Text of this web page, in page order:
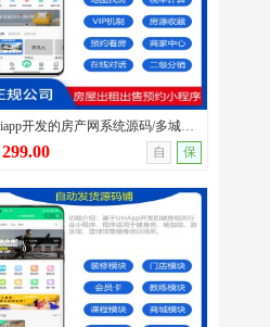
uniapp开发的房产网系统源码/多城市房屋出租出售/看房预约/带房客/房东/经纪人多端
299.00 自 保